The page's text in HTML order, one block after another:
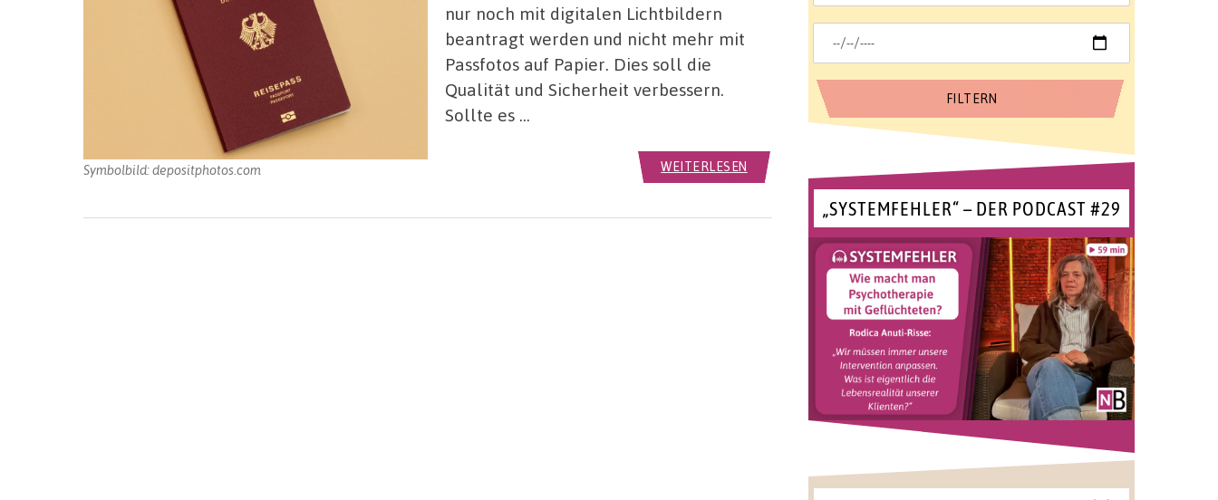
Symbolbild: depositphotos.com
nur noch mit digitalen Lichtbildern
beantragt werden und nicht mehr mit
Passfotos auf Papier. Dies soll die
Qualität und Sicherheit verbessern.
Sollte es …
WEITERLESEN
„SYSTEMFEHLER“ – DER PODCAST #29